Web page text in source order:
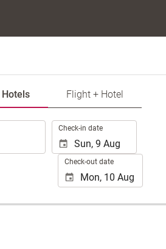
Hotels Flight + Hotel
Check-in date
Check-out date